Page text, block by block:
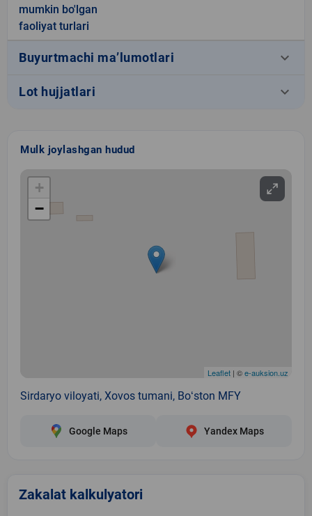
mumkin bo'lgan
faoliyat turlari
Buyurtmachi ma’lumotlari keyboard_arrow_down
Lot hujjatlari keyboard_arrow_down
Mulk joylashgan hudud
+
−
Leaflet | ©e-auksion.uz
Sirdaryo viloyati, Xovos tumani, Boʻston MFY
Google Maps Yandex Maps
Zakalat kalkulyatori